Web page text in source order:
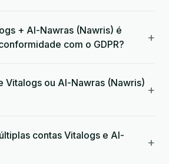
+ Al-Nawras (Nawris) é
com o GDPR?
+
Vitalogs ou Al-Nawras (Nawris) +
contas Vitalogs e Al-
+